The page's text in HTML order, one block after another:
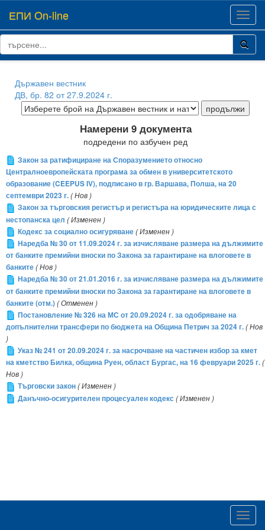
ЕПИ On-line
Държавен вестник
ДВ, бр. 82 от 27.9.2024 г.
Намерени 9 документа
подредени по азбучен ред
Закон за ратифициране на Споразумението относно
Централноевропейската програма за обмен в университетското
образование (CEEPUS IV), подписано в гр. Варшава, Полша, на 20
септември 2023 г.( Нов )
Закон за търговския регистър и регистъра на юридическите лица с
нестопанска цел ( Изменен )
Кодекс за социално осигуряване( Изменен )
Наредба № 30 от 11.09.2024 г. за изчисляване размера на дължимите
от банките премийни вноски по Закона за гарантиране на влоговете в
банките( Нов )
Наредба № 30 от 21.01.2016 г. за изчисляване размера на дължимите
от банките премийни вноски по Закона за гарантиране на влоговете в
банките (отм.)( Отменен )
Постановление № 326 на МС от 20.09.2024 г. за одобряване на
допълнителни трансфери по бюджета на Община Петрич за 2024 г.( Нов
)
Указ № 241 от 20.09.2024 г. за насрочване на частичен избор за кмет
на кметство Билка, община Руен, област Бургас, на 16 февруари 2025 г.(
Нов )
Търговски закон( Изменен )
Данъчно-осигурителен процесуален кодекс( Изменен )